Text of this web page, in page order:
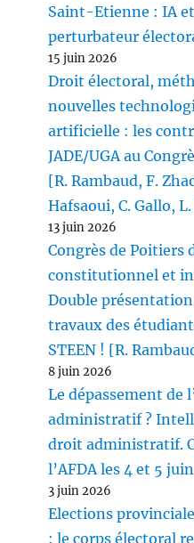
Saint-Etienne : IA
perturbateur
15 juin 2026
Droit électoral,
nouvelles
artificielle : les
JADE/UGA au
[R. Rambaud, F.
Hafsaoui, C. Gallo,
13 juin 2026
Congrès de Poitiers
constitutionnel et
Double
travaux des
STEEN ! [R.
8 juin 2026
Le dépassement de
administratif ?
droit administratif.
l’AFDA les 4 et 5
3 juin 2026
Elections
: le corps électoral